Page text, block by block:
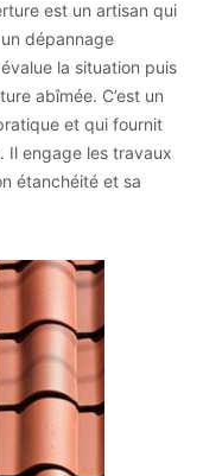
est un artisan qui
dépannage
la situation puis
abîmée. C’est un
et qui fournit
Il engage les travaux
étanchéité et sa